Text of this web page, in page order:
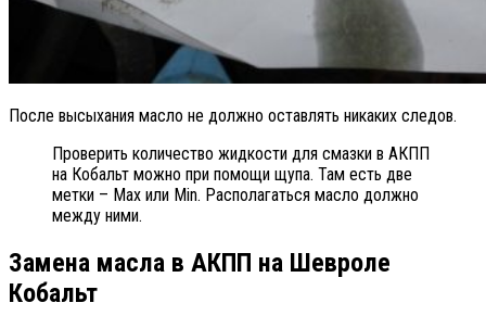
После высыхания масло не должно оставлять никаких следов.
Проверить количество жидкости для смазки в АКПП
на Кобальт можно при помощи щупа. Там есть две
метки – Max или Min. Располагаться масло должно
между ними.
Замена масла в АКПП на Шевроле
Кобальт